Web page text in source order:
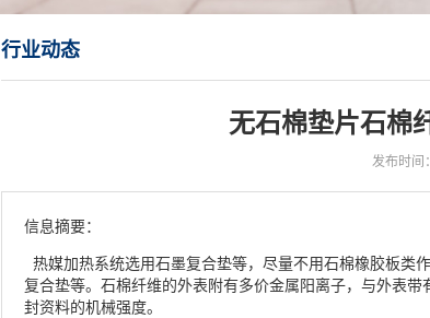
行业动态
无石棉垫片石棉
发布时
信息摘要：
热媒加热系统选用石墨复合垫等，尽量不用石棉橡胶板类
复合垫等。石棉纤维的外表附有多价金属阳离子，与外表
封资料的机械强度。